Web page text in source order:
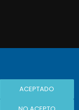
todos
ACEPTADO